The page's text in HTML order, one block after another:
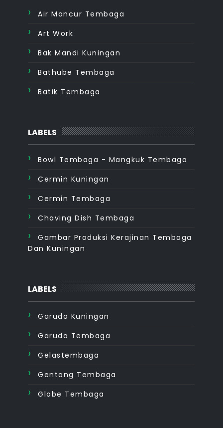
Air Mancur Tembaga
Art Work
Bak Mandi Kuningan
Bathube Tembaga
Batik Tembaga
LABELS
Bowl Tembaga - Mangkuk Tembaga
Cermin Kuningan
Cermin Tembaga
Chaving Dish Tembaga
Gambar Produksi Kerajinan Tembaga
Dan Kuningan
LABELS
Garuda Kuningan
Garuda Tembaga
Gelastembaga
Gentong Tembaga
Globe Tembaga